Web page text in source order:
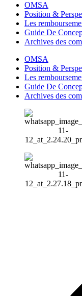
OMSA
Position &
Les
Guide De
Archives des
OMSA
Position &
Les
Guide De
Archives des